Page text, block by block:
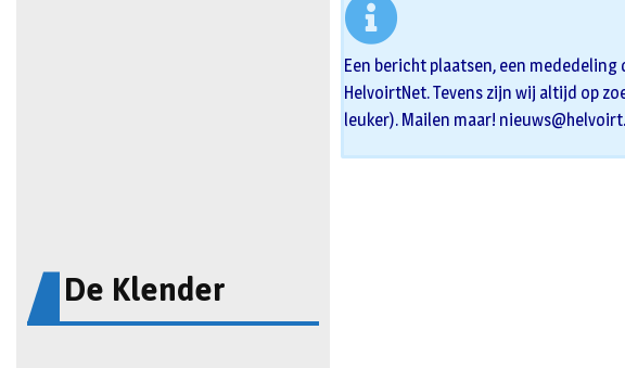
De Klender
Een bericht plaatsen, een
HelvoirtNet. Tevens zijn wij altijd op
leuker). Mailen maar!